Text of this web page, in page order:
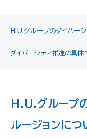
H.U.グループのダイバー
ダイバーシティ推進の具体
H.U.グループ
ルージョンにつ